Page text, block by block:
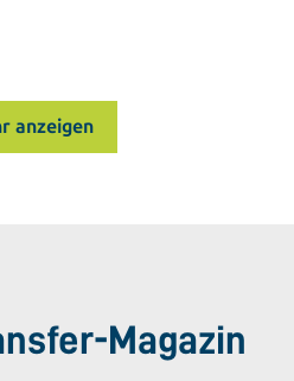
anzeigen
Magazin